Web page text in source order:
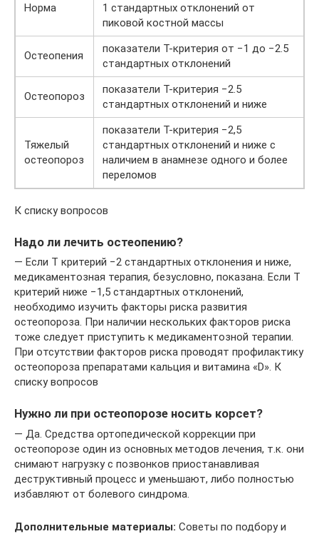
Норма
1 стандартных отклонений от
пиковой костной массы
Остеопения
показатели Т-критерия от −1 до −2.5
стандартных отклонений
Остеопороз
показатели Т-критерия −2.5
стандартных отклонений и ниже
Тяжелый
остеопороз
показатели Т-критерия −2,5
стандартных отклонений и ниже с
наличием в анамнезе одного и более
переломов
К списку вопросов
Надо ли лечить остеопению?
— Если Т критерий −2 стандартных отклонения и ниже,
медикаментозная терапия, безусловно, показана. Если Т
критерий ниже −1,5 стандартных отклонений,
необходимо изучить факторы риска развития
остеопороза. При наличии нескольких факторов риска
тоже следует приступить к медикаментозной терапии.
При отсутствии факторов риска проводят профилактику
остеопороза препаратами кальция и витамина «D». К
списку вопросов
Нужно ли при остеопорозе носить корсет?
— Да. Средства ортопедической коррекции при
остеопорозе один из основных методов лечения, т.к. они
снимают нагрузку с позвонков приостанавливая
деструктивный процесс и уменьшают, либо полностью
избавляют от болевого синдрома.
Дополнительные материалы: Советы по подбору и